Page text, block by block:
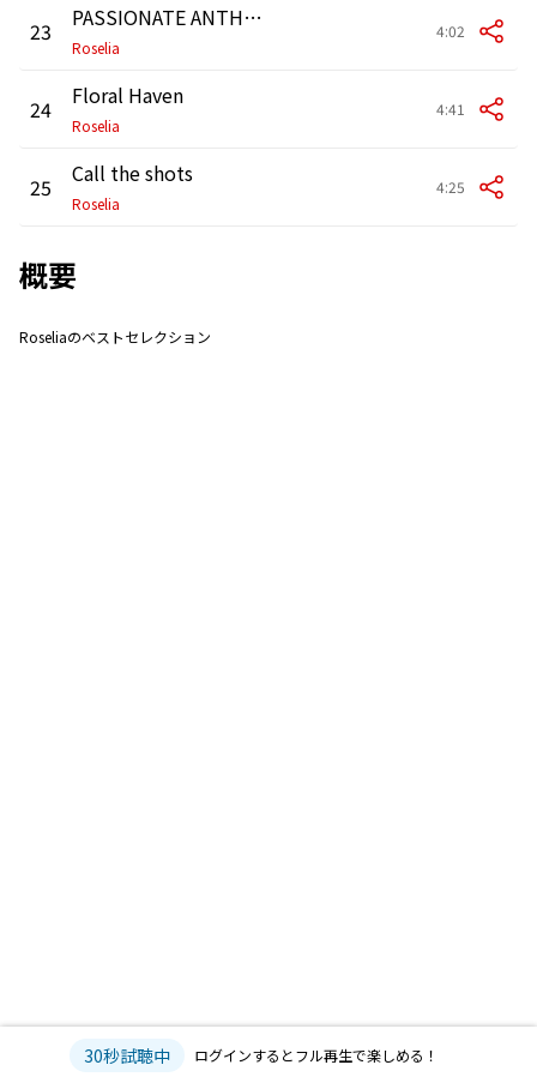
23 PASSIONATE ANTHEM
Roselia
4:02
24 Floral Haven
Roselia
4:41
25 Call the shots
Roselia
4:25
概要
Roseliaのベストセレクション
30秒試聴中 ログインするとフル再生で楽しめる！